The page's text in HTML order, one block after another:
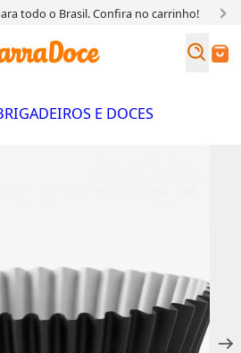
todo o Brasil. Confira no carrinho!
Buscar
E DOCES